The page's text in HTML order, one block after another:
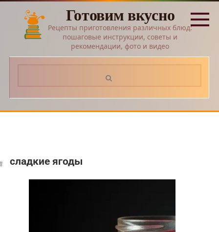
Перейти
контенту
Готовим вкусно
Рецепты приготовления различных блюд:
пошаговые инструкции, советы и
рекомендации, фото и видео
сладкие ягоды